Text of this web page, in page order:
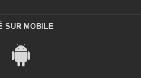
SUR MOBILE